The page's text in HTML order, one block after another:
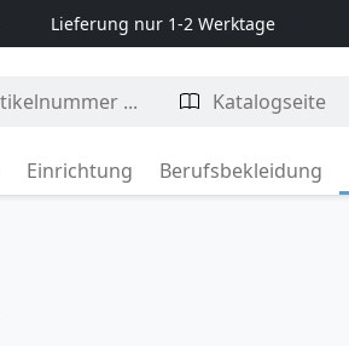
Lieferung nur 1-2 Werktage
Einrichtung Berufsbekleidung